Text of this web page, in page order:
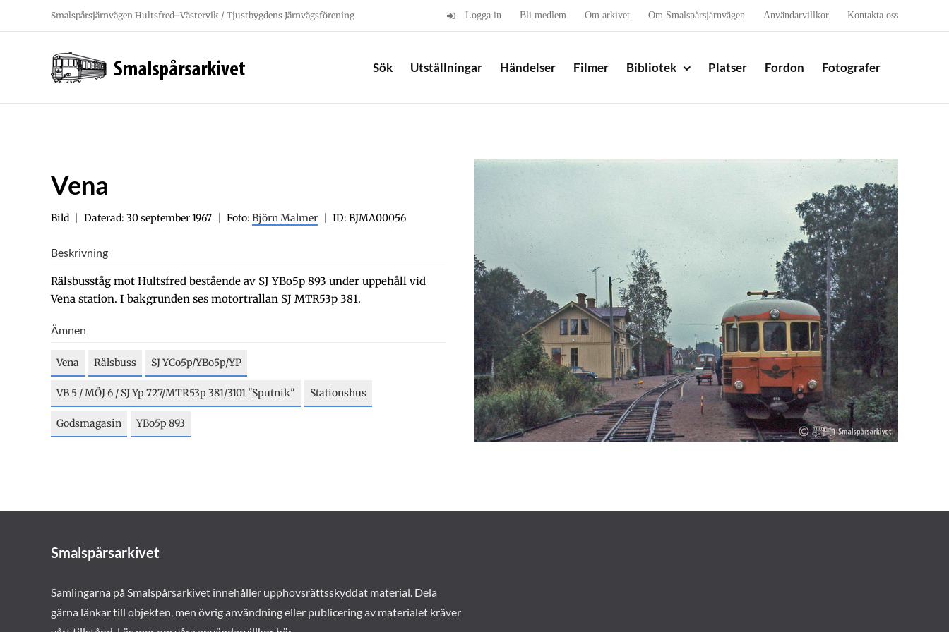
Smalspårsjärnvägen Hultsfred–Västervik / Tjustbygdens Järnvägsförening Logga in Bli medlem Om arkivet Om Smalspårsjärnvägen Användarvillkor Kontakta oss
Sök Utställningar Händelser Filmer Bibliotek Platser Fordon Fotografer
Vena
Bild Daterad: 30 september 1967 Foto: Björn Malmer ID: BJMA00056
Beskrivning
Rälsbusståg mot Hultsfred bestående av SJ YBo5p 893 under uppehåll vid
Vena station. I bakgrunden ses motortrallan SJ MTR53p 381.
Ämnen
Vena Rälsbuss SJ YCo5p/YBo5p/YP
VB 5 / MÖJ 6 / SJ Yp 727/MTR53p 381/3101 "Sputnik" Stationshus
Godsmagasin YBo5p 893
Smalspårsarkivet
Samlingarna på Smalspårsarkivet innehåller upphovsrättsskyddat material. Dela
gärna länkar till objekten, men övrig användning eller publicering av materialet kräver